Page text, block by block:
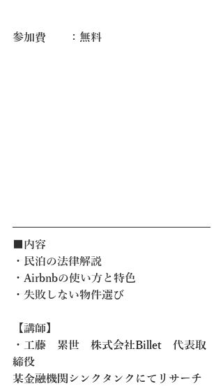
参加費　　：無料
■内容
・民泊の法律解説
・Airbnbの使い方と特色
・失敗しない物件選び
【講師】
・ 工藤　累世　株式会社Billet　代表取
締役
某金融機関シンクタンクにてリサーチ